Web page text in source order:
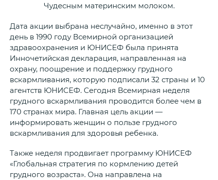
Чудесным материнским молоком.
Дата акции выбрана неслучайно, именно в этот
день в 1990 году Всемирной организацией
здравоохранения и ЮНИСЕФ была принята
Инночетийская декларация, направленная на
охрану, поощрение и поддержку грудного
вскармливания, которую подписали 32 страны и 10
агентств ЮНИСЕФ. Сегодня Всемирная неделя
грудного вскармливания проводится более чем в
170 странах мира. Главная цель акции —
информировать женщин о пользе грудного
вскармливания для здоровья ребенка.
Также неделя продвигает программу ЮНИСЕФ
«Глобальная стратегия по кормлению детей
грудного возраста». Она направлена на